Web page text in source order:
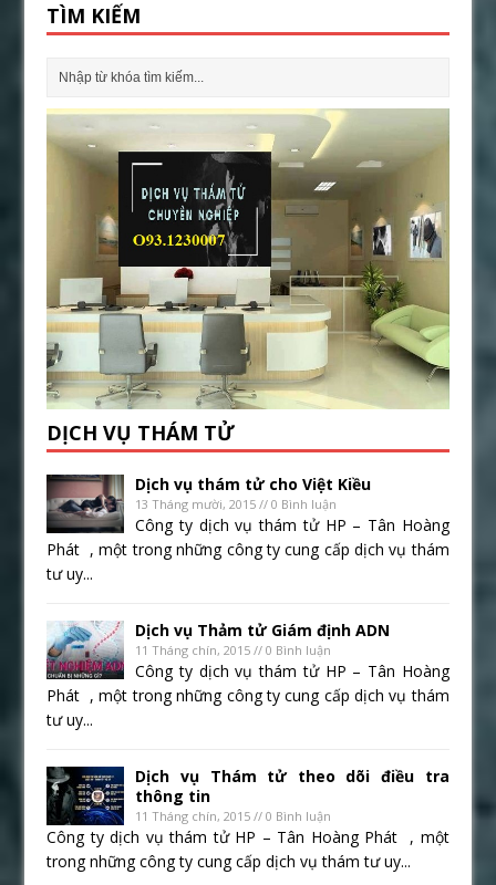
TÌM KIẾM
DỊCH VỤ THÁM TỬ
Dịch vụ thám tử cho Việt Kiều
13 Tháng mười, 2015 // 0 Bình luận
Công ty dịch vụ thám tử HP – Tân Hoàng
Phát , một trong những công ty cung cấp dịch vụ thám
tư uy...
Dịch vụ Thảm tử Giám định ADN
11 Tháng chín, 2015 // 0 Bình luận
Công ty dịch vụ thám tử HP – Tân Hoàng
Phát , một trong những công ty cung cấp dịch vụ thám
tư uy...
Dịch vụ Thám tử theo dõi điều tra
thông tin
11 Tháng chín, 2015 // 0 Bình luận
Công ty dịch vụ thám tử HP – Tân Hoàng Phát , một
trong những công ty cung cấp dịch vụ thám tư uy...